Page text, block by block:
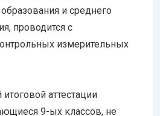
и среднего
проводится с
измерительных
аттестации
9-ых классов, не